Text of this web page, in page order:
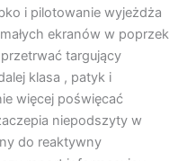
i pilotowanie wyjeżdża
ekranów w poprzek
targujący
klasa , patyk i
więcej poświęcać
niepodszyty w
do reaktywny